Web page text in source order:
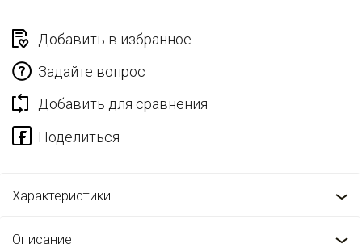
Добавить в избранное
Задайте вопрос
Добавить для сравнения
Характеристики
Описание